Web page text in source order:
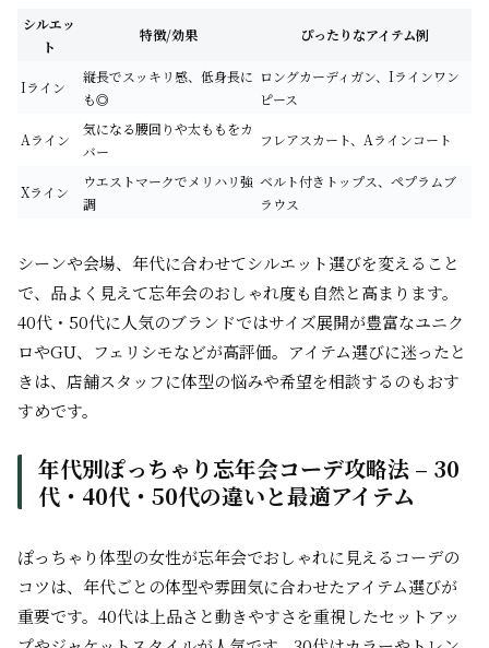
シルエッ
ト
特徴/効果 ぴったりなアイテム例
Iライン
縦長でスッキリ感、低身長に
も◎
ロングカーディガン、Iラインワン
ピース
Aライン
気になる腰回りや太ももをカ
バー
フレアスカート、Aラインコート
Xライン
ウエストマークでメリハリ強
調
ベルト付きトップス、ペプラムブ
ラウス
シーンや会場、年代に合わせてシルエット選びを変えること
で、品よく見えて忘年会のおしゃれ度も自然と高まります。
40代・50代に人気のブランドではサイズ展開が豊富なユニク
ロやGU、フェリシモなどが高評価。アイテム選びに迷ったと
きは、店舗スタッフに体型の悩みや希望を相談するのもおす
すめです。
年代別ぽっちゃり忘年会コーデ攻略法 – 30
代・40代・50代の違いと最適アイテム
ぽっちゃり体型の女性が忘年会でおしゃれに見えるコーデの
コツは、年代ごとの体型や雰囲気に合わせたアイテム選びが
重要です。40代は上品さと動きやすさを重視したセットアッ